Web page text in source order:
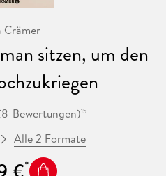
Crämer
sitzen, um den
8 Bewertungen)15
Alle 2 Formate
€